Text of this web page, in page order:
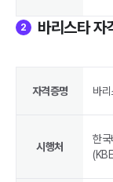
2 바리스타 자
자격증명 바
시행처
한국